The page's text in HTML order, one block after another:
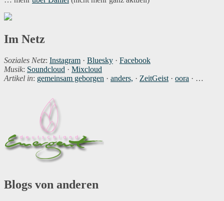
Im Netz
Soziales Netz: Instagram · Bluesky · Facebook
Musik: Soundcloud · Mixcloud
Artikel in: gemeinsam geborgen · anders, · ZeitGeist · oora · …
Blogs von anderen